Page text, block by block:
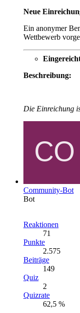
Neue
Ein anonymer
Wettbewerb
Beschreibung:
Die Einreichung
Community-Bot
Bot
Reaktionen
71
Punkte
2.575
Beiträge
149
Quiz
2
Quizrate
62,5 %